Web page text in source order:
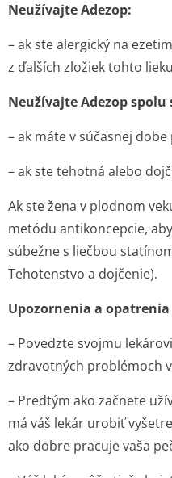
Neužívajte Adezop:
– ak ste alergický na
z ďalších zložiek tohto
Neužívajte Adezop
– ak máte v súčasnej
– ak ste tehotná alebo
Ak ste žena v plodnom
metódu antikoncepcie,
súbežne s liečbou
Tehotenstvo a dojčenie).
Upozornenia a opatrenia
– Povedzte svojmu
zdravotných problémoch
– Predtým ako začnete
má váš lekár urobiť
ako dobre pracuje vaša